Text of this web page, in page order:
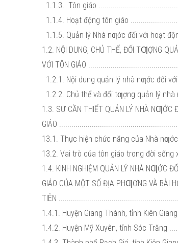
1.1.3. Tôn giáo
1.1.4. Hoạt động tôn giáo
1.1.5. Quản lý Nhà nƣớc đối với hoạt
1.2. NỘI DUNG, CHỦ THỂ, ĐỐI TƢỢNG
VỚI TÔN GIÁO
1.2.1. Nội dung quản lý nhà nƣớc đối
1.2.2. Chủ thể và đối tƣợng quản lý
1.3. SỰ CẦN THIẾT QUẢN LÝ NHÀ NƢỚC
GIÁO
13.1. Thực hiện chức năng của Nhà
13.2. Vai trò của tôn giáo trong đời sống
1.4. KINH NGHIỆM QUẢN LÝ NHÀ NƢỚC
GIÁO CỦA MỘT SỐ ĐỊA PHƢƠNG VÀ BÀI
TIÊN
1.4.1. Huyện Giang Thành, tỉnh Kiên
1.4.2. Huyện Mỹ Xuyên, tỉnh Sóc Trăng